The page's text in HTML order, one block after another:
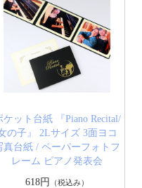
ケット台紙 『Piano Recital/
の子』 2Lサイズ 3面ヨコ
真台紙 / ペーパーフォトフ
レーム ピアノ発表会
618円
（税込み）